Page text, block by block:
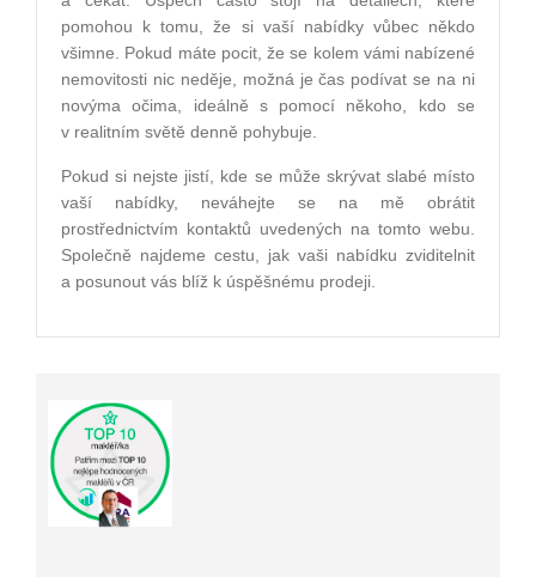
pomohou k tomu, že si vaší nabídky vůbec někdo
všimne. Pokud máte pocit, že se kolem vámi nabízené
nemovitosti nic neděje, možná je čas podívat se na ni
novýma očima, ideálně s pomocí někoho, kdo se
v realitním světě denně pohybuje.
Pokud si nejste jistí, kde se může skrývat slabé místo
vaší nabídky, neváhejte se na mě obrátit
prostřednictvím kontaktů uvedených na tomto webu.
Společně najdeme cestu, jak vaši nabídku zviditelnit
a posunout vás blíž k úspěšnému prodeji.